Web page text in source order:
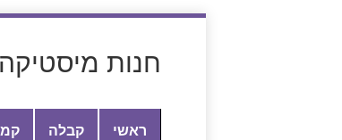
חנות
ראשי קבלה